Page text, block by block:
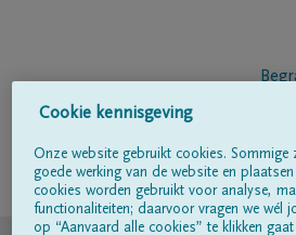
Volg ons op
Cookie kennisgeving
Onze website gebruikt cookies.
goede werking van de website en
cookies worden gebruikt voor analyse,
functionaliteiten; daarvoor vragen we wél
op “Aanvaard alle cookies” te klikken